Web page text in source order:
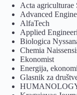
Acta agriculturae
Advanced
AlfaTech
Applied
Biologica
Chemia
Ekonomist
Energija,
Glasnik za